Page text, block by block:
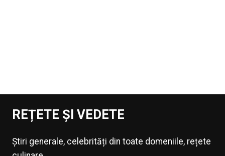
REȚETE ȘI VEDETE
Știri generale, celebrități din toate domeniile, rețete